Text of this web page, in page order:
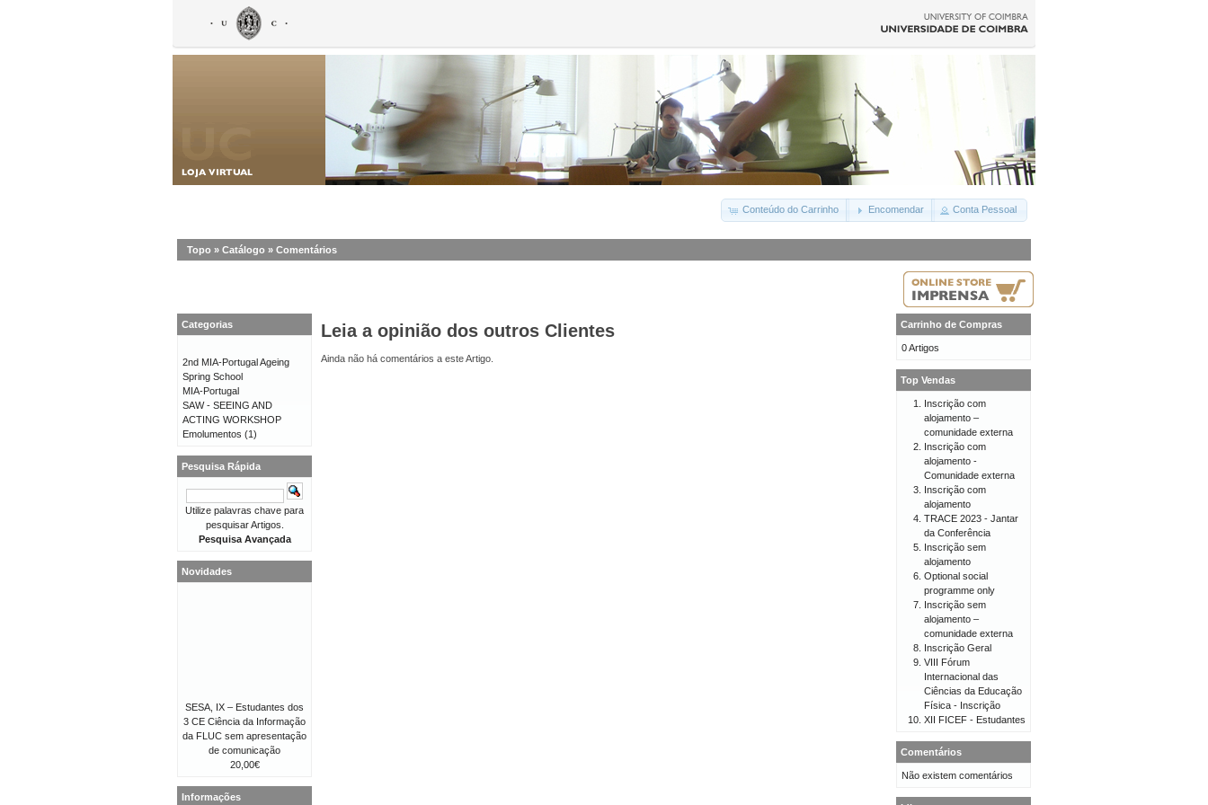
Conteúdo do Carrinho Encomendar Conta Pessoal
Topo » Catálogo » Comentários
Leia a opinião dos outros Clientes
Ainda não há comentários a este Artigo.
Categorias
2nd MIA-Portugal Ageing
Spring School
MIA-Portugal
SAW - SEEING AND
ACTING WORKSHOP
Emolumentos (1)
Pesquisa Rápida
Utilize palavras chave para
pesquisar Artigos.
Pesquisa Avançada
Novidades
SESA, IX – Estudantes dos
3 CE Ciência da Informação
da FLUC sem apresentação
de comunicação
20,00€
Informações
Carrinho de Compras
0 Artigos
Top Vendas
Inscrição com
alojamento –
comunidade externa
Inscrição com
alojamento -
Comunidade externa
Inscrição com
alojamento
TRACE 2023 - Jantar
da Conferência
Inscrição sem
alojamento
Optional social
programme only
Inscrição sem
alojamento –
comunidade externa
Inscrição Geral
VIII Fórum
Internacional das
Ciências da Educação
Física - Inscrição
XII FICEF - Estudantes
Comentários
Não existem comentários